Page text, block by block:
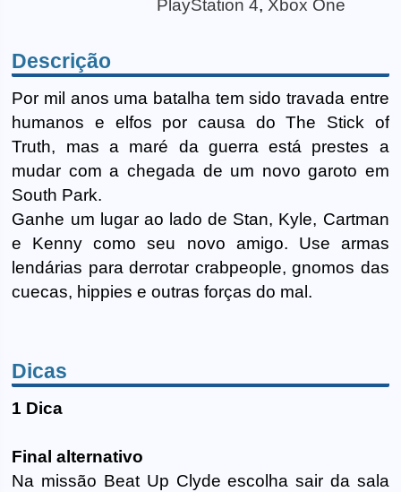
PlayStation 4, Xbox One
Descrição
Por mil anos uma batalha tem sido travada entre
humanos e elfos por causa do The Stick of
Truth, mas a maré da guerra está prestes a
mudar com a chegada de um novo garoto em
South Park.
Ganhe um lugar ao lado de Stan, Kyle, Cartman
e Kenny como seu novo amigo. Use armas
lendárias para derrotar crabpeople, gnomos das
cuecas, hippies e outras forças do mal.
Dicas
1 Dica
Final alternativo
Na missão Beat Up Clyde escolha sair da sala